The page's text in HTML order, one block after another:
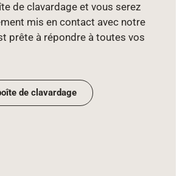
de clavardage et vous serez
mis en contact avec notre
prête à répondre à toutes vos
de clavardage